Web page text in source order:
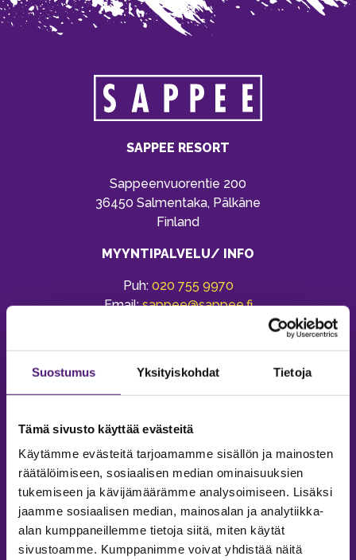
Suostumus Yksityiskohdat Tietoja
Tämä sivusto käyttää evästeitä
Käytämme evästeitä tarjoamamme sisällön ja mainosten
räätälöimiseen, sosiaalisen median ominaisuuksien
tukemiseen ja kävijämäärämme analysoimiseen. Lisäksi
jaamme sosiaalisen median, mainosalan ja analytiikka-
alan kumppaneillemme tietoja siitä, miten käytät
sivustoamme. Kumppanimme voivat yhdistää näitä
SAPPEE RESORT
Sappeenvuorentie 200
36450 Salmentaka, Pälkäne
Finland
MYYNTIPALVELU/ INFO
Puh: 020 755 9970
Email:sappee@sappee.fi